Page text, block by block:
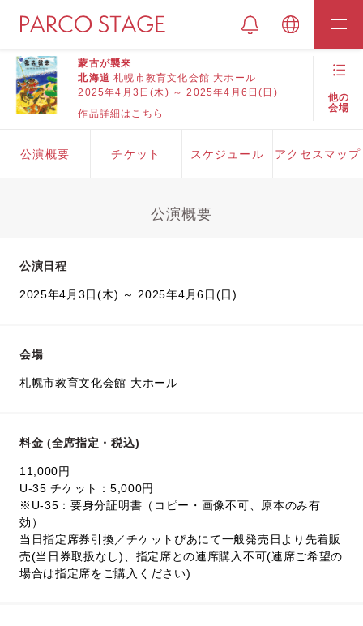
蒙古が襲来
北海道札幌市教育文化会館 大ホール
2025年4月3日(木) ～ 2025年4月6日(日)
作品詳細はこちら
他の
会場
公演概要 チケット スケジュール アクセスマップ
公演概要
公演日程
2025年4月3日(木) ～ 2025年4月6日(日)
会場
札幌市教育文化会館 大ホール
料金 (全席指定・税込)
11,000円
U-35 チケット：5,000円
※U-35：要身分証明書（コピー・画像不可、原本のみ有
効）
当日指定席券引換／チケットぴあにて一般発売日より先着販
売(当日券取扱なし)、指定席との連席購入不可(連席ご希望の
場合は指定席をご購入ください)